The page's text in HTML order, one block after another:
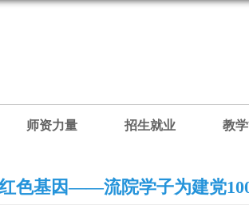
师资力量 招生就业 教
色基因——流院学子为建党